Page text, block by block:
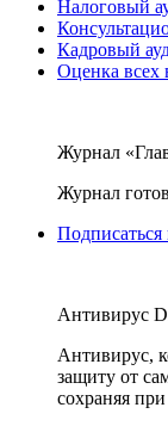
Налоговый
Кадровый
Оценка всех
Журнал
Журнал
Антивирус
Антивирус,
защиту от
сохраняя